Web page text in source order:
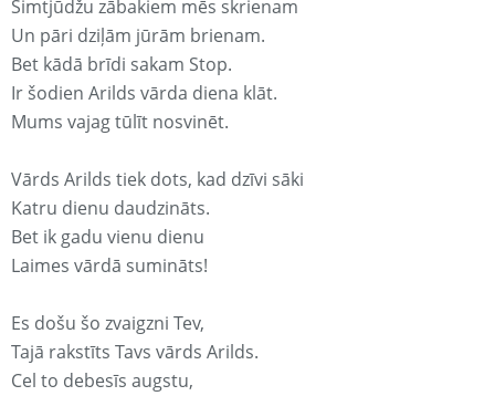
Simtjūdžu zābakiem mēs skrienam
Un pāri dziļām jūrām brienam.
Bet kādā brīdi sakam Stop.
Ir šodien Arilds vārda diena klāt.
Mums vajag tūlīt nosvinēt.
Vārds Arilds tiek dots, kad dzīvi sāki
Katru dienu daudzināts.
Bet ik gadu vienu dienu
Laimes vārdā sumināts!
Es došu šo zvaigzni Tev,
Tajā rakstīts Tavs vārds Arilds.
Cel to debesīs augstu,